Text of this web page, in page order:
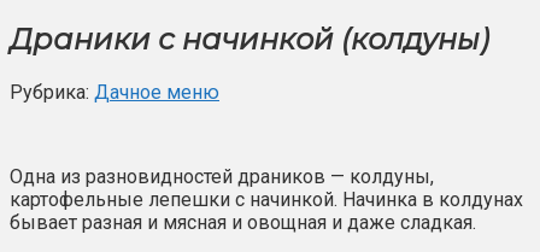
Драники с начинкой (колдуны)
Рубрика: Дачное меню
Одна из разновидностей драников — колдуны,
картофельные лепешки с начинкой. Начинка в колдунах
бывает разная и мясная и овощная и даже сладкая.